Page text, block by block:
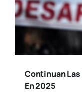
Continuan
En 2025